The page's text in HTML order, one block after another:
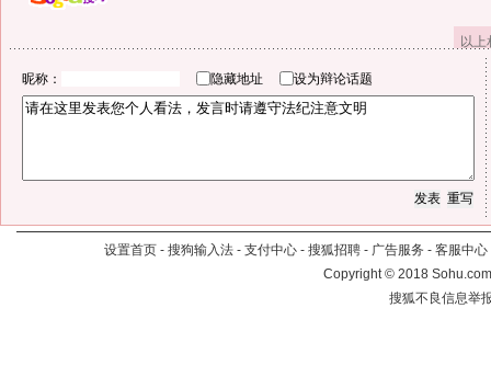
以
昵称： 隐藏地址 设为辩论话题
设置首页 - 搜狗输入法 - 支付中心 - 搜狐招聘 - 广告服务 - 客服中心
Copyright©2018
搜狐不良信息举